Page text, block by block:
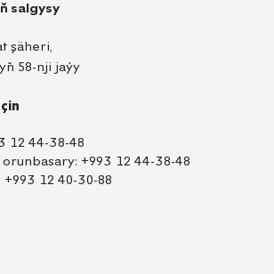
salgysy
şäheri,
58-nji jaýy
12 44-38-48
+993 12 44-38-48
+993 12 40-30-88